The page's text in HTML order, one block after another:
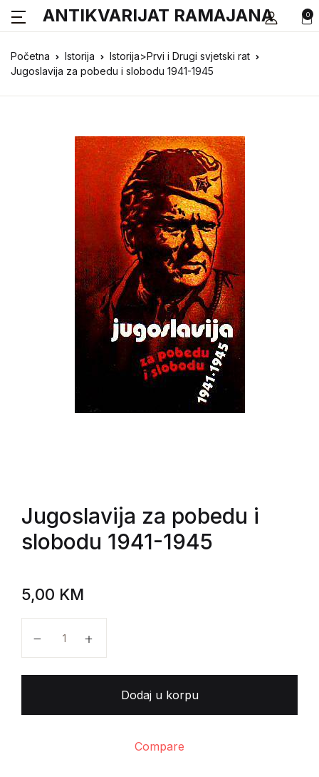
0
ANTIKVARIJAT RAMAJANA
Početna Istorija
Istorija>Prvi i Drugi svjetski rat
Jugoslavija za pobedu i slobodu 1941-1945
Jugoslavija za pobedu i
slobodu 1941-1945
5,00 KM
Dodaj u korpu
Compare